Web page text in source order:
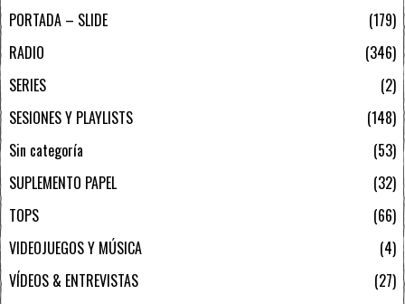
PORTADA – SLIDE
179
RADIO
346
SERIES
2
SESIONES Y PLAYLISTS
148
Sin categoría
53
SUPLEMENTO PAPEL
32
TOPS
66
VIDEOJUEGOS Y MÚSICA
4
VÍDEOS & ENTREVISTAS
27